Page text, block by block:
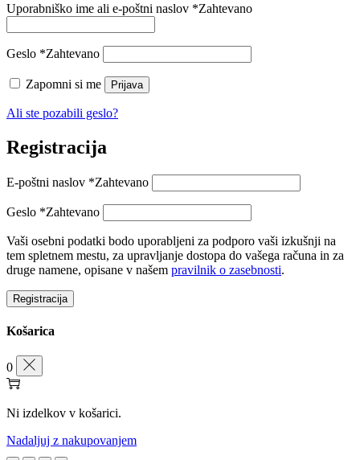
Uporabniško ime ali e-poštni naslov *Zahtevano
Geslo *Zahtevano
Zapomni si me Prijava
Ali ste pozabili geslo?
Registracija
E-poštni naslov *Zahtevano
Geslo *Zahtevano
Vaši osebni podatki bodo uporabljeni za podporo vaši izkušnji na
tem spletnem mestu, za upravljanje dostopa do vašega računa in za
druge namene, opisane v našem pravilnik o zasebnosti.
Registracija
Košarica
0
Ni izdelkov v košarici.
Nadaljuj z nakupovanjem